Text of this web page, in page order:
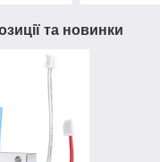
та новинки